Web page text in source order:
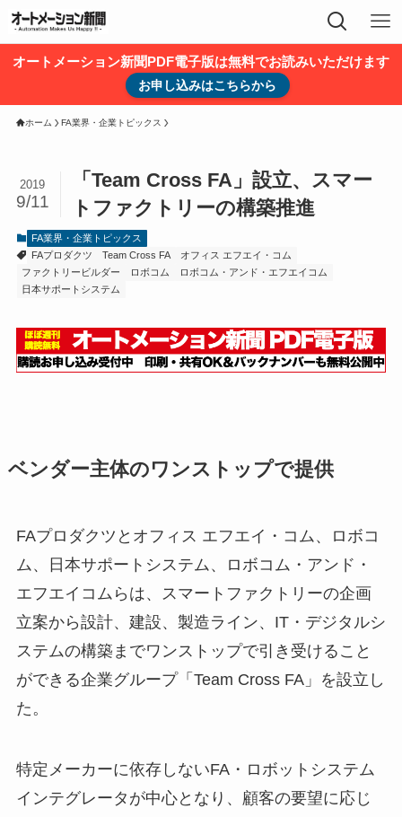
オートメーション新聞PDF電子版は無料でお読みいただけます
お申し込みはこちらから
ホーム FA業界・企業トピックス
「Team Cross FA」設立、スマー
トファクトリーの構築推進
2019
9/11
FA業界・企業トピックス
FAプロダクツ
Team Cross FA
オフィス エフエイ・コム
ファクトリービルダー
ロボコム
ロボコム・アンド・エフエイコム
日本サポートシステム
ベンダー主体のワンストップで提供
FAプロダクツとオフィス エフエイ・コム、ロボコ
ム、日本サポートシステム、ロボコム・アンド・
エフエイコムらは、スマートファクトリーの企画
立案から設計、建設、製造ライン、IT・デジタルシ
ステムの構築までワンストップで引き受けること
ができる企業グループ「Team Cross FA」を設立し
た。
特定メーカーに依存しないFA・ロボットシステム
インテグレータが中心となり、顧客の要望に応じ